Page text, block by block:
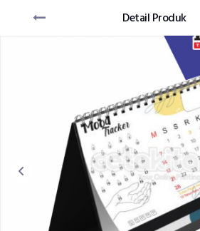
Detail Produk